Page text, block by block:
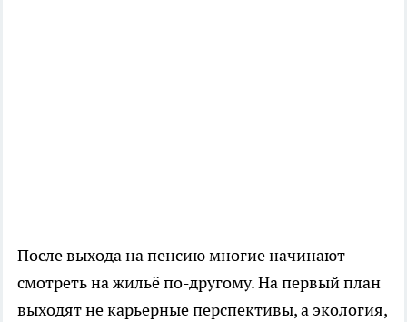
После выхода на пенсию многие начинают
смотреть на жильё по-другому. На первый план
выходят не карьерные перспективы, а экология,